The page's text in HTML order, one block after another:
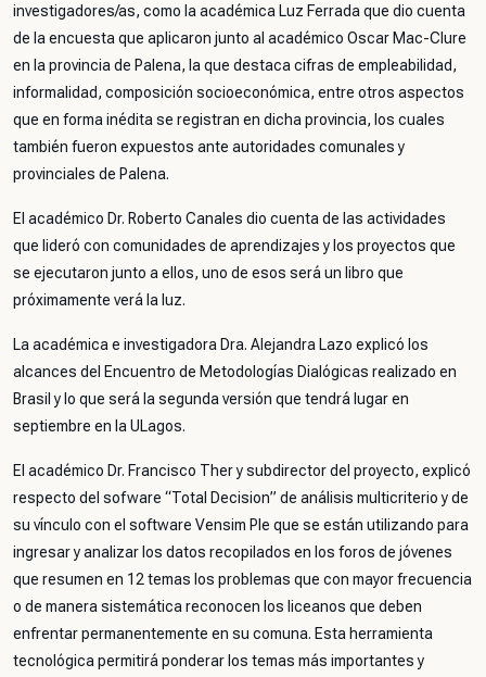
investigadores/as, como la académica Luz Ferrada que dio cuenta
de la encuesta que aplicaron junto al académico Oscar Mac-Clure
en la provincia de Palena, la que destaca cifras de empleabilidad,
informalidad, composición socioeconómica, entre otros aspectos
que en forma inédita se registran en dicha provincia, los cuales
también fueron expuestos ante autoridades comunales y
provinciales de Palena.
El académico Dr. Roberto Canales dio cuenta de las actividades
que lideró con comunidades de aprendizajes y los proyectos que
se ejecutaron junto a ellos, uno de esos será un libro que
próximamente verá la luz.
La académica e investigadora Dra. Alejandra Lazo explicó los
alcances del Encuentro de Metodologías Dialógicas realizado en
Brasil y lo que será la segunda versión que tendrá lugar en
septiembre en la ULagos.
El académico Dr. Francisco Ther y subdirector del proyecto, explicó
respecto del sofware “Total Decision” de análisis multicriterio y de
su vínculo con el software Vensim Ple que se están utilizando para
ingresar y analizar los datos recopilados en los foros de jóvenes
que resumen en 12 temas los problemas que con mayor frecuencia
o de manera sistemática reconocen los liceanos que deben
enfrentar permanentemente en su comuna. Esta herramienta
tecnológica permitirá ponderar los temas más importantes y